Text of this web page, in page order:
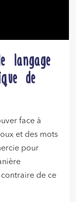
langage
de
face à
et des mots
pour
contraire de ce